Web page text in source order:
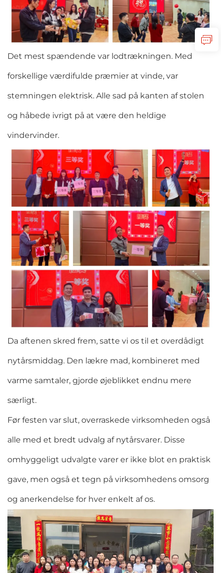
Det mest spændende var lodtrækningen. Med
forskellige værdifulde præmier at vinde, var
stemningen elektrisk. Alle sad på kanten af stolen
og håbede ivrigt på at være den heldige
vindervinder.
Da aftenen skred frem, satte vi os til et overdådigt
nytårsmiddag. Den lækre mad, kombineret med
varme samtaler, gjorde øjeblikket endnu mere
særligt.
Før festen var slut, overraskede virksomheden også
alle med et bredt udvalg af nytårsvarer. Disse
omhyggeligt udvalgte varer er ikke blot en praktisk
gave, men også et tegn på virksomhedens omsorg
og anerkendelse for hver enkelt af os.